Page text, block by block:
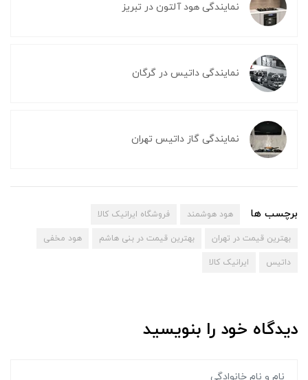
نمایندگی هود آلتون در تبریز
نمایندگی داتیس در گرگان
نمایندگی گاز داتیس تهران
برچسب ها هود هوشمند فروشگاه ایرانیک کالا
بهترین قیمت در تهران بهترین قیمت در بنی هاشم هود مخفی
داتیس ایرانیک کالا
دیدگاه خود را بنویسید